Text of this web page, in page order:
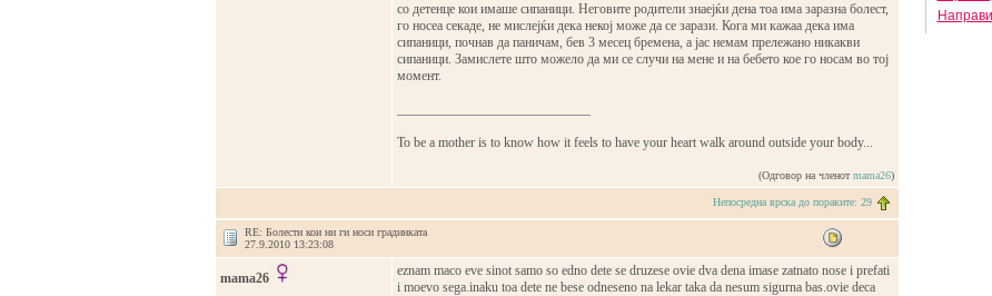
со детенце кои имаше сипаници. Неговите родители знаејќи дена тоа има заразна болест,
го носеа секаде, не мислејќи дека некој може да се зарази. Кога ми кажаа дека има
сипаници, почнав да паничам, бев 3 месец бремена, а јас немам прележано никакви
сипаници. Замислете што можело да ми се случи на мене и на бебето кое го носам во тој
момент.
To be a mother is to know how it feels to have your heart walk around outside your body...
(Одговор на членотmama26)
Непосредна врска до пораките: 29
RE: Болести кои ни ги носи градинката
27.9.2010 13:23:08
mama26
eznam maco eve sinot samo so edno dete se druzese ovie dva dena imase zatnato nose i prefati
i moevo sega.inaku toa dete ne bese odneseno na lekar taka da nesum sigurna bas.ovie deca